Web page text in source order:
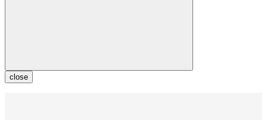
close